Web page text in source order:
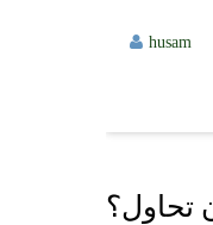
husam
تحاول؟